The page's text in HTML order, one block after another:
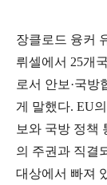
장클로드 융커
뤼셀에서 25개국
로서 안보 ·국방
게 말했다. EU의
보와 국방 정책
의 주권과 직결
대상에서 빠져